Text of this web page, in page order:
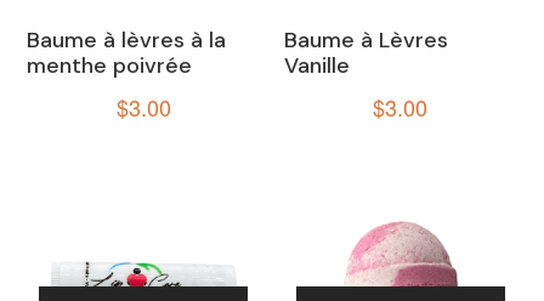
Baume à lèvres à la
menthe poivrée
$3.00
Baume à Lèvres
Vanille
$3.00